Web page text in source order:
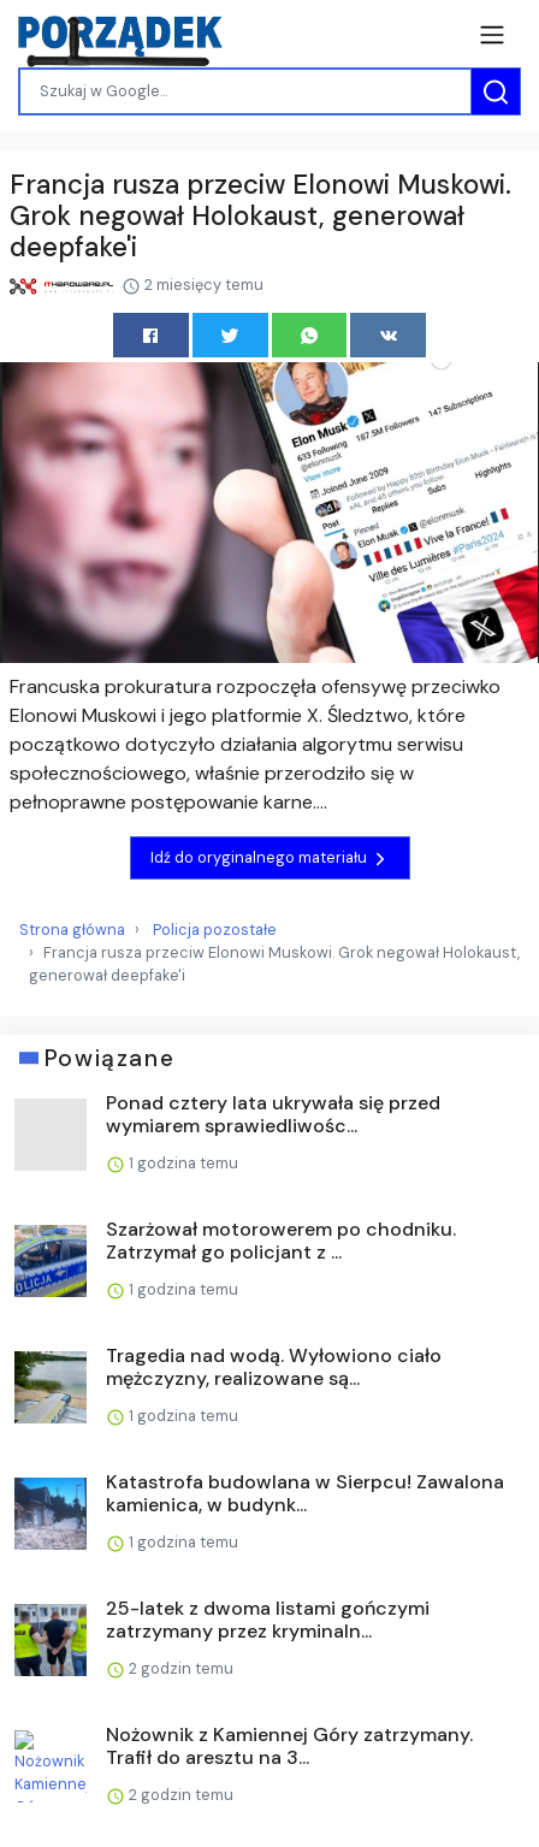
Francja rusza przeciw Elonowi Muskowi.
Grok negował Holokaust, generował
deepfake'i
2 miesięcy temu
Francuska prokuratura rozpoczęła ofensywę przeciwko
Elonowi Muskowi i jego platformie X. Śledztwo, które
początkowo dotyczyło działania algorytmu serwisu
społecznościowego, właśnie przerodziło się w
pełnoprawne postępowanie karne....
Idź do oryginalnego materiału
Strona główna
Policja pozostałe
Francja rusza przeciw Elonowi Muskowi. Grok negował Holokaust,
generował deepfake'i
Powiązane
Ponad cztery lata ukrywała się przed
wymiarem sprawiedliwośc...
1 godzina temu
Szarżował motorowerem po chodniku.
Zatrzymał go policjant z ...
1 godzina temu
Tragedia nad wodą. Wyłowiono ciało
mężczyzny, realizowane są...
1 godzina temu
Katastrofa budowlana w Sierpcu! Zawalona
kamienica, w budynk...
1 godzina temu
25-latek z dwoma listami gończymi
zatrzymany przez kryminaln...
2 godzin temu
Nożownik z Kamiennej Góry zatrzymany.
Trafił do aresztu na 3...
2 godzin temu